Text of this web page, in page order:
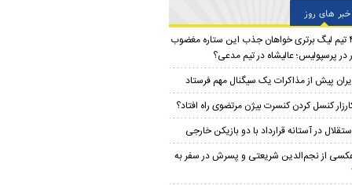
خبر های روز
۴ تیم لیگ برتری خواهان جذب این ستاره مغضوب
در پرسپولیس؛‌ عالیشاه در تیم مدعی؟
پیش از مذاکرات یک سیگنال مهم فرستاد
کنسل کردن کنسرت بیژن مرتضوی راه افتاد؟
در آستانه قرارداد با دو بازیکن خارجی
از نجم‌الدین شریعتی و پسرش در سفر به